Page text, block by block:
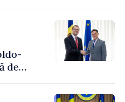
de
al